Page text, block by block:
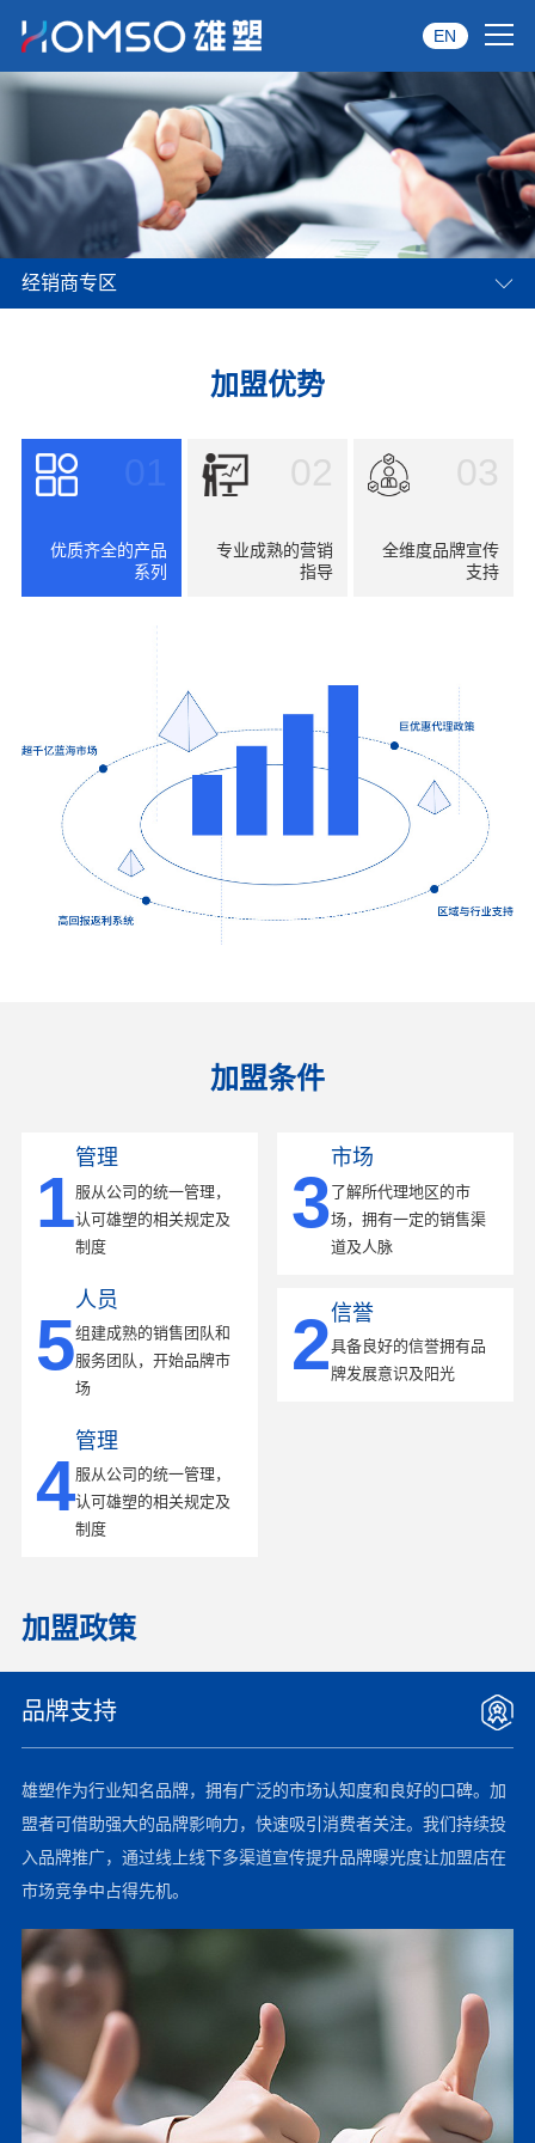
关于雄塑
品牌服务
经销商专区
EN
经销商专区
加盟优势
优质齐全的产品
系列
02
专业成熟的营销
指导
03
全维度品牌宣传
支持
加盟条件
1
管理
服从公司的统一管理，
认可雄塑的相关规定及
制度
2信誉
具备良好的信誉拥有品
牌发展意识及阳光
3
市场
了解所代理地区的市
场，拥有一定的销售渠
道及人脉
4
管理
服从公司的统一管理，
认可雄塑的相关规定及
制度
5
人员
组建成熟的销售团队和
服务团队，开始品牌市
场
加盟政策
品牌支持
雄塑作为行业知名品牌，拥有广泛的市场认知度和良好的口碑。加
盟者可借助强大的品牌影响力，快速吸引消费者关注。我们持续投
入品牌推广，通过线上线下多渠道宣传提升品牌曝光度让加盟店在
市场竞争中占得先机。